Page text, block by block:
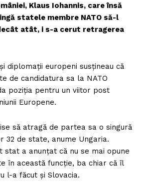
Klaus Iohannis, care însă
statele membre NATO să-l
atât, i s-a cerut retragerea
diplomații europeni susțineau că
de candidatura sa la NATO
poziția pentru un viitor post
Europene.
să atragă de partea sa o singură
32 de state, anume Ungaria.
stat a anunțat că nu se mai opune
în această funcție, ba chiar că îl
l-a făcut și Slovacia.